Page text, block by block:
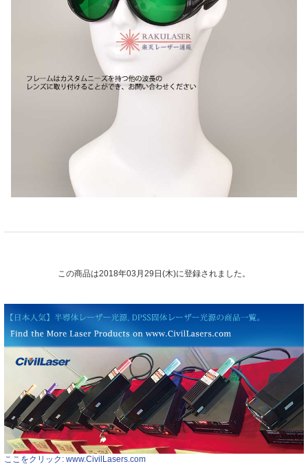
この商品は2018年03月29日(木)に登録されました。
ここをクリック: www.CivilLasers.com